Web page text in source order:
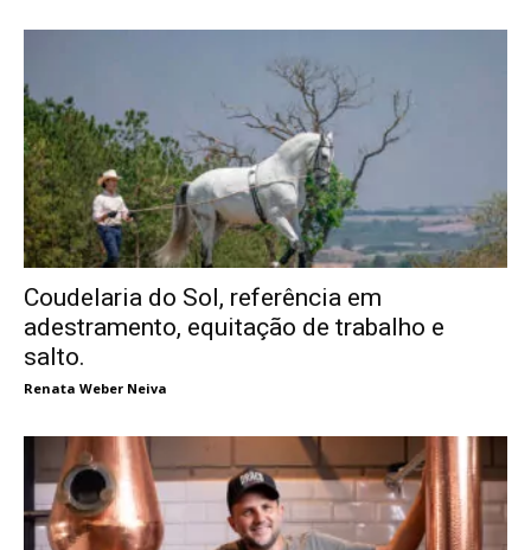
Coudelaria do Sol, referência em
adestramento, equitação de trabalho e
salto.
Renata Weber Neiva